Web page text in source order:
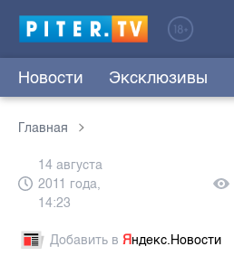
Новости Эксклюзивы
Главная
14 августа
2011 года,
14:23
Добавить в Яндекс.Новости